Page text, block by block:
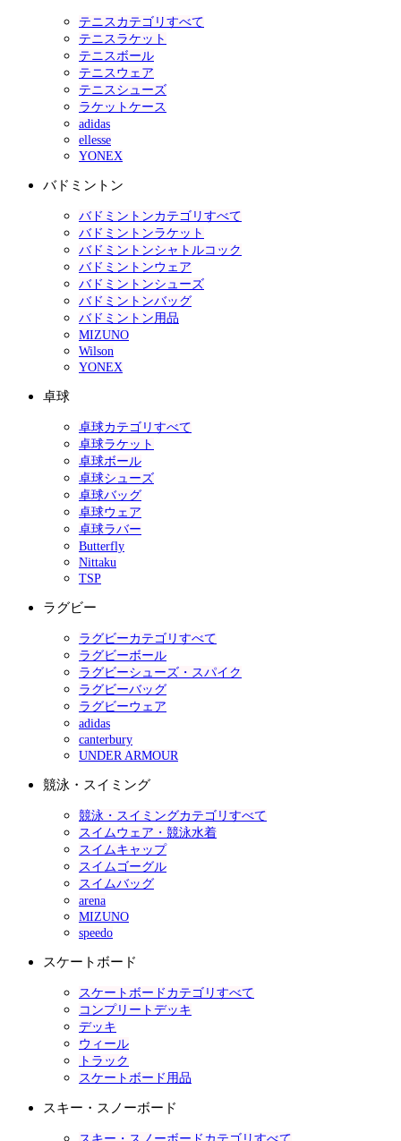
テニスカテゴリすべて
テニスラケット
テニスボール
テニスウェア
テニスシューズ
ラケットケース
adidas
ellesse
YONEX
バドミントン
バドミントンカテゴリすべて
バドミントンラケット
バドミントンシャトルコック
バドミントンウェア
バドミントンシューズ
バドミントンバッグ
バドミントン用品
MIZUNO
Wilson
YONEX
卓球
卓球カテゴリすべて
卓球ラケット
卓球ボール
卓球シューズ
卓球バッグ
卓球ウェア
卓球ラバー
Butterfly
Nittaku
TSP
ラグビー
ラグビーカテゴリすべて
ラグビーボール
ラグビーシューズ・スパイク
ラグビーバッグ
ラグビーウェア
adidas
canterbury
UNDER ARMOUR
競泳・スイミング
競泳・スイミングカテゴリすべて
スイムウェア・競泳水着
スイムキャップ
スイムゴーグル
スイムバッグ
arena
MIZUNO
speedo
スケートボード
スケートボードカテゴリすべて
コンプリートデッキ
デッキ
ウィール
トラック
スケートボード用品
スキー・スノーボード